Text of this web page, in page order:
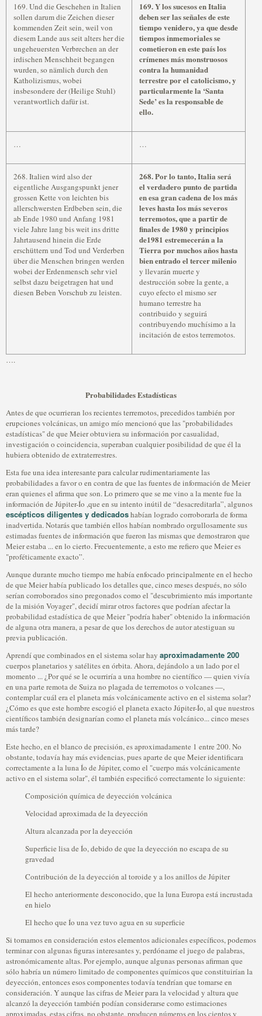
169. Und die Geschehen in Italien
sollen darum die Zeichen dieser
kommenden Zeit sein, weil von
diesem Lande aus seit alters her die
ungeheuersten Verbrechen an der
irdischen Menschheit begangen
wurden, so nämlich durch den
Katholizismus, wobei
insbesondere der (Heilige Stuhl)
verantwortlich dafür ist.
169. Y los sucesos en Italia
deben ser las señales de este
tiempo venidero, ya que desde
tiempos inmemoriales se
cometieron en este país los
crímenes más monstruosos
contra la humanidad
terrestre por el catolicismo, y
particularmente la ‘Santa
Sede’ es la responsable de
ello.
… …
268. Italien wird also der
eigentliche Ausgangspunkt jener
grossen Kette von leichten bis
allerschwersten Erdbeben sein, die
ab Ende 1980 und Anfang 1981
viele Jahre lang bis weit ins dritte
Jahrtausend hinein die Erde
erschüttern und Tod und Verderben
über die Menschen bringen werden
wobei der Erdenmensch sehr viel
selbst dazu beigetragen hat und
diesen Beben Vorschub zu leisten.
268. Por lo tanto, Italia será
el verdadero punto de partida
en esa gran cadena de los más
leves hasta los más severos
terremotos, que a partir de
finales de 1980 y principios
de1981 estremecerán a la
Tierra por muchos años hasta
bien entrado el tercer milenio
y llevarán muerte y
destrucción sobre la gente, a
cuyo efecto el mismo ser
humano terrestre ha
contribuido y seguirá
contribuyendo muchísimo a la
incitación de estos terremotos.
….
Probabilidades Estadísticas
Antes de que ocurrieran los recientes terremotos, precedidos también por
erupciones volcánicas, un amigo mío mencionó que las "probabilidades
estadísticas" de que Meier obtuviera su información por casualidad,
investigación o coincidencia, superaban cualquier posibilidad de que él la
hubiera obtenido de extraterrestres.
Esta fue una idea interesante para calcular rudimentariamente las
probabilidades a favor o en contra de que las fuentes de información de Meier
eran quienes el afirma que son. Lo primero que se me vino a la mente fue la
información de Júpiter-Ío ,que en su intento inútil de “desacreditarla”, algunos
escépticos diligentes y dedicadoshabían logrado corroborarla de forma
inadvertida. Notarás que también ellos habían nombrado orgullosamente sus
estimadas fuentes de información que fueron las mismas que demostraron que
Meier estaba ... en lo cierto. Frecuentemente, a esto me refiero que Meier es
"proféticamente exacto”.
Aunque durante mucho tiempo me había enfocado principalmente en el hecho
de que Meier había publicado los detalles que, cinco meses después, no sólo
serían corroborados sino pregonados como el "descubrimiento más importante
de la misión Voyager", decidí mirar otros factores que podrían afectar la
probabilidad estadística de que Meier "podría haber" obtenido la información
de alguna otra manera, a pesar de que los derechos de autor atestiguan su
previa publicación.
Aprendí que combinados en el sistema solar hay aproximadamente 200
cuerpos planetarios y satélites en órbita. Ahora, dejándolo a un lado por el
momento ... ¿Por qué se le ocurriría a una hombre no científico — quien vivía
en una parte remota de Suiza no plagada de terremotos o volcanes —,
contemplar cuál era el planeta más volcánicamente activo en el sistema solar?
¿Cómo es que este hombre escogió el planeta exacto Júpiter-Ío, al que nuestros
científicos también designarían como el planeta más volcánico... cinco meses
más tarde?
Este hecho, en el blanco de precisión, es aproximadamente 1 entre 200. No
obstante, todavía hay más evidencias, pues aparte de que Meier identificara
correctamente a la luna Ío de Júpiter, como el "cuerpo más volcánicamente
activo en el sistema solar", él también especificó correctamente lo siguiente:
Composición química de deyección volcánica
Velocidad aproximada de la deyección
Altura alcanzada por la deyección
Superficie lisa de Ío, debido de que la deyección no escapa de su
gravedad
Contribución de la deyección al toroide y a los anillos de Júpiter
El hecho anteriormente desconocido, que la luna Europa está incrustada
en hielo
El hecho que Ío una vez tuvo agua en su superficie
Si tomamos en consideración estos elementos adicionales específicos, podemos
terminar con algunas figuras interesantes y, perdóname el juego de palabras,
astronómicamente altas. Por ejemplo, aunque algunas personas afirman que
sólo habría un número limitado de componentes químicos que constituirían la
deyección, entonces esos componentes todavía tendrían que tomarse en
consideración. Y aunque las cifras de Meier para la velocidad y altura que
alcanzó la deyección también podían considerarse como estimaciones
aproximadas, estas cifras, no obstante, producen números en los cientos y